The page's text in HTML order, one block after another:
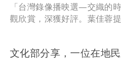
「台灣錄像播映選—交織的
觀欣賞，深獲好評。葉佳蓉
文化部分享，一位在地